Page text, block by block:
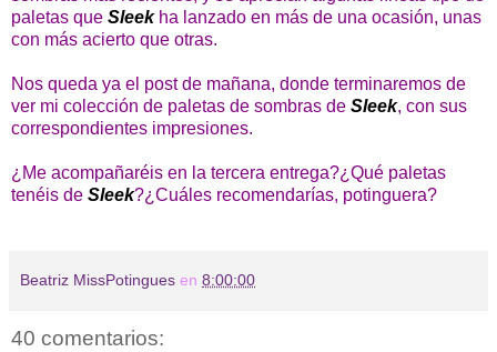
paletas que Sleek ha lanzado en más de una ocasión, unas
con más acierto que otras.
Nos queda ya el post de mañana, donde terminaremos de
ver mi colección de paletas de sombras de Sleek, con sus
correspondientes impresiones.
¿Me acompañaréis en la tercera entrega?¿Qué paletas
tenéis de Sleek?¿Cuáles recomendarías, potinguera?
Beatriz MissPotingues en 8:00:00
40 comentarios: